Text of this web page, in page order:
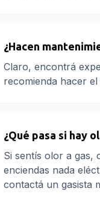
¿Hacen
Claro, encontrá
recomienda hacer
¿Qué pasa si hay
Si sentís olor a gas,
enciendas nada
contactá un gasista